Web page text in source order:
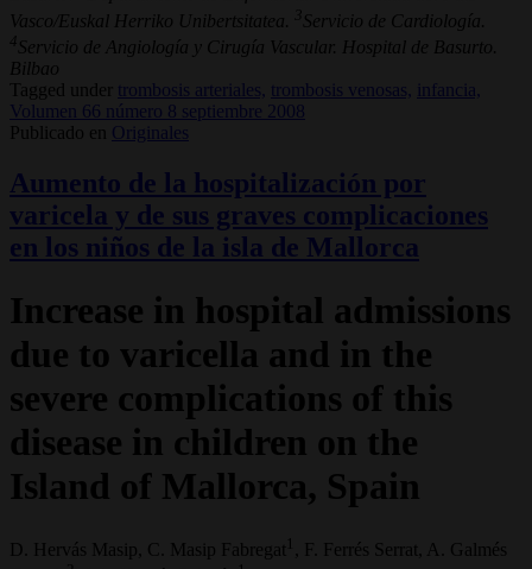
Vasco/Euskal Herriko Unibertsitatea.
3 Servicio de Cardiología.
4 Servicio de Angiología y Cirugía Vascular. Hospital de Basurto.
Bilbao
Tagged under
trombosis arteriales, trombosis venosas,
infancia,
Volumen 66 número 8 septiembre 2008
Publicado en
Originales
Aumento de la hospitalización por
varicela y de sus graves complicaciones
en los niños de la isla de Mallorca
Increase in hospital admissions
due to varicella and in the
severe complications of this
disease in children on the
Island of Mallorca, Spain
D. Hervás Masip, C. Masip Fabregat 1
, F. Ferrés Serrat, A. Galmés